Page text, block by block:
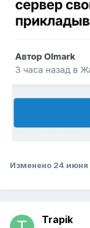
Изменено 24 июня
Trapik